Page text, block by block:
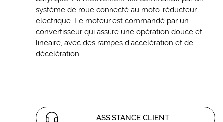
système de roue connecté au moto-réducteur
électrique. Le moteur est commandé par un
convertisseur qui assure une opération douce et
linéaire, avec des rampes d’accélération et de
décélération.
ASSISTANCE CLIENT